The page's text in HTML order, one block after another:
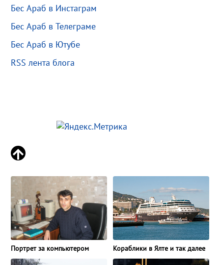
Бес Араб в Инстаграм
Бес Араб в Телеграме
Бес Араб в Ютубе
RSS лента блога
Портрет за компьютером Кораблики в Ялте и так далее